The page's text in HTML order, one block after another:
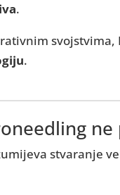
.
.
stvaranje